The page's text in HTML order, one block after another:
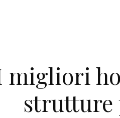
migliori
strutture